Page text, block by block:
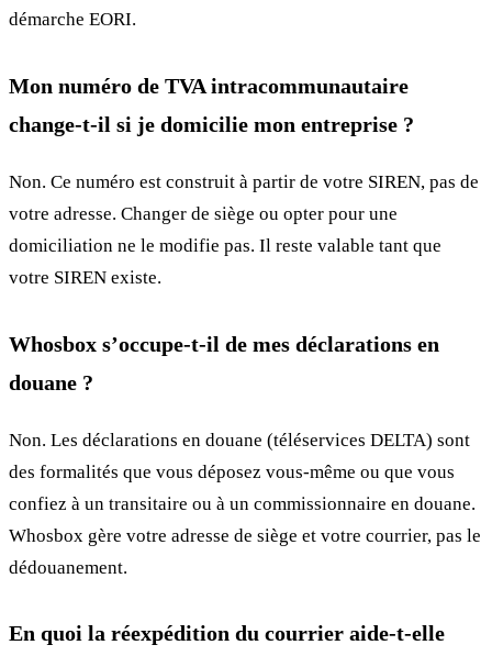
démarche EORI.
Mon numéro de TVA intracommunautaire
change-t-il si je domicilie mon entreprise ?
Non. Ce numéro est construit à partir de votre SIREN, pas de
votre adresse. Changer de siège ou opter pour une
domiciliation ne le modifie pas. Il reste valable tant que
votre SIREN existe.
Whosbox s’occupe-t-il de mes déclarations en
douane ?
Non. Les déclarations en douane (téléservices DELTA) sont
des formalités que vous déposez vous-même ou que vous
confiez à un transitaire ou à un commissionnaire en douane.
Whosbox gère votre adresse de siège et votre courrier, pas le
dédouanement.
En quoi la réexpédition du courrier aide-t-elle